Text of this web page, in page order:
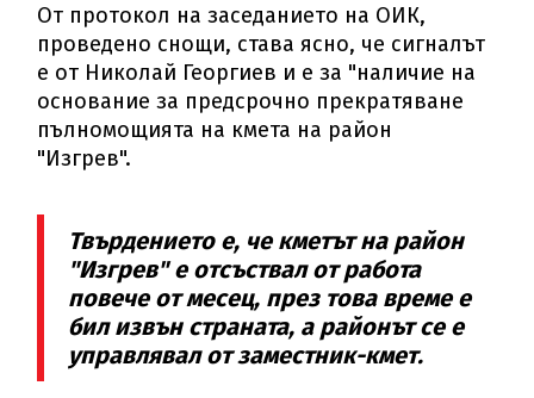
От протокол на заседанието на ОИК,
проведено снощи, става ясно, че сигналът
е от Николай Георгиев и е за "наличие на
основание за предсрочно прекратяване
пълномощията на кмета на район
"Изгрев".
Твърдението е, че кметът на район
"Изгрев" е отсъствал от работа
повече от месец, през това време е
бил извън страната, а районът се е
управлявал от заместник-кмет.